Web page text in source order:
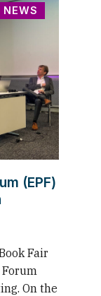
NEWS
(EPF)
Fair
Forum
On the